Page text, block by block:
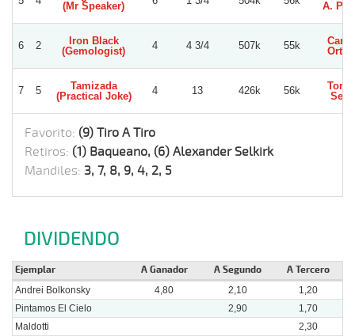
(Mr Speaker)
A.
6 2
Iron Black
(Gemologist)
4 4 3/4 507k 55k
7 5
Tamizada
(Practical Joke)
4 13 426k 56k
Seith
Favorito: (9) Tiro A Tiro
Retiros: (1) Baqueano, (6) Alexander Selkirk
Mandiles: 3, 7, 8, 9, 4, 2, 5
DIVIDENDO
Ejemplar A Ganador A Segundo A Tercero
Andrei Bolkonsky 4,80 2,10
1,20
Pintamos El Cielo
2,90
1,70
Maldotti
2,30